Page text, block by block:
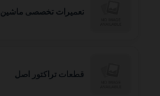
تعمیرات تخصصی ماشین لباسشویی در محل
قطعات تراکتور اصل